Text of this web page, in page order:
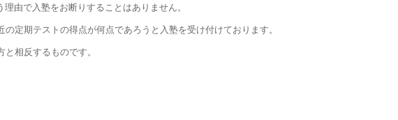
由で入塾をお断りすることはありません。
定期テストの得点が何点であろうと入塾を受け付けております。
相反するものです。